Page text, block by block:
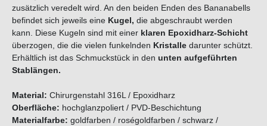
zusätzlich veredelt wird. An den beiden Enden des Bananabells
befindet sich jeweils eine Kugel, die abgeschraubt werden
kann. Diese Kugeln sind mit einer klaren Epoxidharz-Schicht
überzogen, die die vielen funkelnden Kristalle darunter schützt.
Erhältlich ist das Schmuckstück in den unten aufgeführten
Stablängen.
Material: Chirurgenstahl 316L / Epoxidharz
Oberfläche: hochglanzpoliert / PVD-Beschichtung
Materialfarbe: goldfarben / roségoldfarben / schwarz /